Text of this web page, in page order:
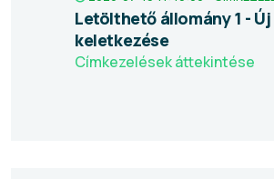
Letölthető állomány 1 -
keletkezése
Címkezelések áttekintése